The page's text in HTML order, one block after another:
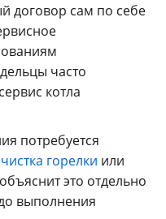
договор сам по себе
часто
котла
потребуется
чистка горелки или
это отдельно
выполнения